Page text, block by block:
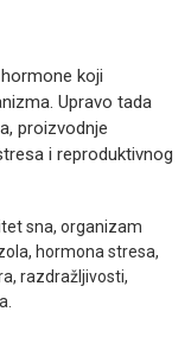
koji
Upravo tada
proizvodnje
i reproduktivnog
sna, organizam
hormona stresa,
razdražljivosti,